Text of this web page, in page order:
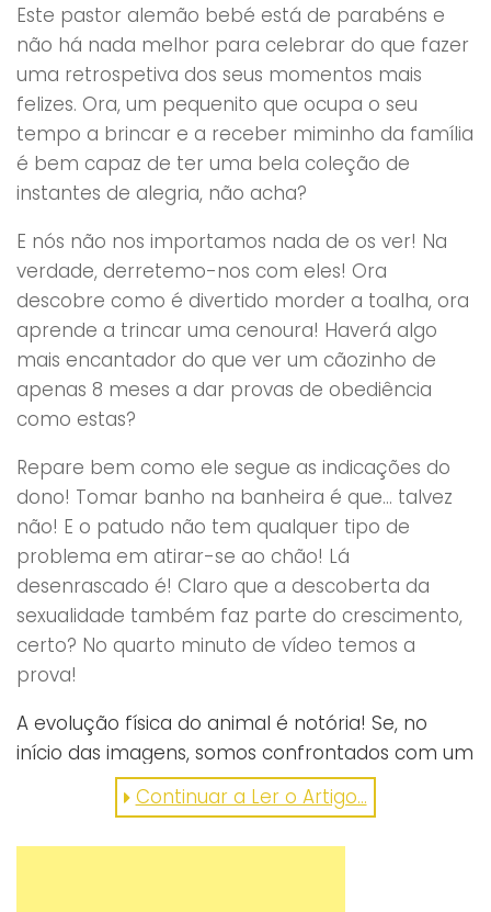
Este pastor alemão bebé está de parabéns e
não há nada melhor para celebrar do que fazer
uma retrospetiva dos seus momentos mais
felizes. Ora, um pequenito que ocupa o seu
tempo a brincar e a receber miminho da família
é bem capaz de ter uma bela coleção de
instantes de alegria, não acha?
E nós não nos importamos nada de os ver! Na
verdade, derretemo-nos com eles! Ora
descobre como é divertido morder a toalha, ora
aprende a trincar uma cenoura! Haverá algo
mais encantador do que ver um cãozinho de
apenas 8 meses a dar provas de obediência
como estas?
Repare bem como ele segue as indicações do
dono! Tomar banho na banheira é que… talvez
não! E o patudo não tem qualquer tipo de
problema em atirar-se ao chão! Lá
desenrascado é! Claro que a descoberta da
sexualidade também faz parte do crescimento,
certo? No quarto minuto de vídeo temos a
prova!
A evolução física do animal é notória! Se, no
início das imagens, somos confrontados com um
autêntico peluche, no final, o caso muda de
figura! Recordações inesquecíveis para quem
partilha a casa com um ser tão especial!
Continuar a Ler o Artigo...